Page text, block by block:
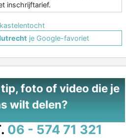
inschrijftarief.
kastelentocht
je Google-favoriet
tip, foto of video die je
wilt delen?
06 - 574 71 321